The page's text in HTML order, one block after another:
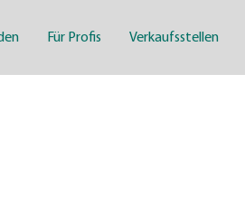
Für Profis Verkaufsstellen